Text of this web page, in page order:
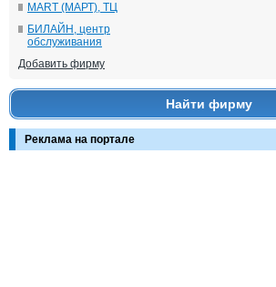
MART (МАРТ), ТЦ
БИЛАЙН, центр
обслуживания
Добавить фирму
Найти фирму
Реклама на портале